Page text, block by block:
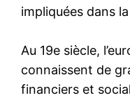
impliquées dans
Au 19e siècle,
connaissent de
financiers et